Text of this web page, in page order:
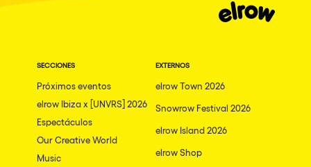
SECCIONES
Próximos eventos
elrow Ibiza x [UNVRS] 2026
Espectáculos
Our Creative World
Music
EXTERNOS
elrow Town 2026
Snowrow Festival 2026
elrow Island 2026
elrow Shop